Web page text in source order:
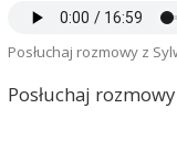
Posłuchaj rozmowy z
Posłuchaj